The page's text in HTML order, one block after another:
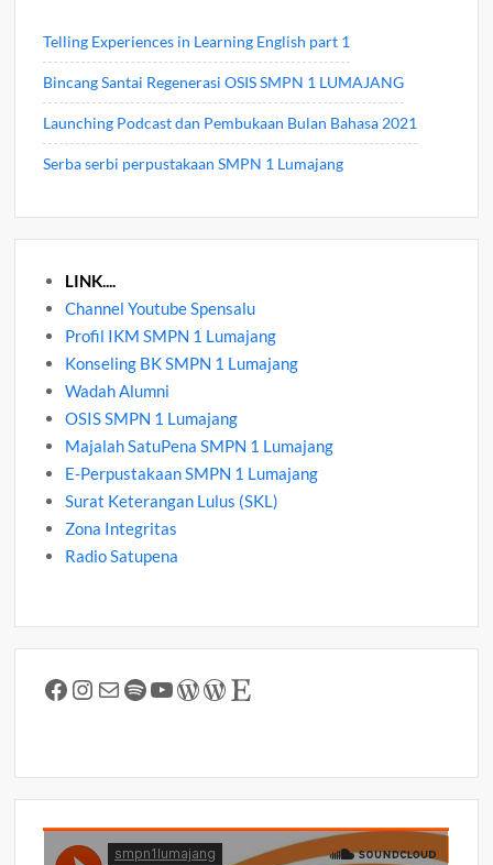
Telling Experiences in Learning English part 1
Bincang Santai Regenerasi OSIS SMPN 1 LUMAJANG
Launching Podcast dan Pembukaan Bulan Bahasa 2021
Serba serbi perpustakaan SMPN 1 Lumajang
LINK....
Channel Youtube Spensalu
Profil IKM SMPN 1 Lumajang
Konseling BK SMPN 1 Lumajang
Wadah Alumni
OSIS SMPN 1 Lumajang
Majalah SatuPena SMPN 1 Lumajang
E-Perpustakaan SMPN 1 Lumajang
Surat Keterangan Lulus (SKL)
Zona Integritas
Radio Satupena
Facebook
Instagram
MailSpotify
YouTube
WordPress
WordPress
Etsy